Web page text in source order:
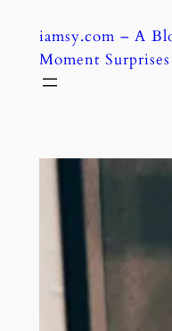
content
iamsy.com – A
Moment